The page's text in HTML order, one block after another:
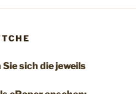
sich die jeweils